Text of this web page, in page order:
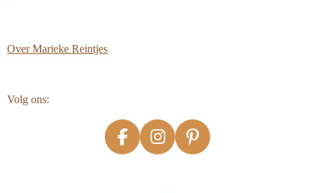
OverMarieke Reintjes
Volg ons:
F
I
P